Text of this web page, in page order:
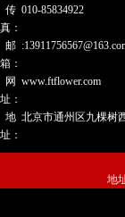
传
真：
010-85834922
邮
箱：
网
址：
www.ftflower.com
地
址：
北京市通州区九棵树
地